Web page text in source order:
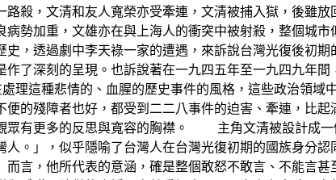
路殺，文清和友人寬榮亦受牽連，文清被捕入獄，後
病勢加重，文雄亦在與上海人的衝突中被射殺，整
，透過劇中李天祿一家的遭遇，來訴說台灣光復後初
作了深刻的呈現。也訴說著在一九四五年至一九四九
理這種悲情的、血腥的歷史事件的風格，這些政治領
的殘障者也好，都受到二二八事件的迫害、牽連，比
眾有更多的反思與寬容的胸襟。 主角文清被設計成一
。」，似乎隱喻了台灣人在台灣光復初期的國族身分
而言，他所代表的意涵，確是整個敢怒不敢言、不能